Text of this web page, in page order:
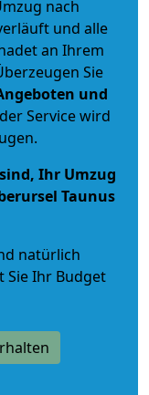
nach
und alle
an Ihrem
Sie
und
Service wird
Ihr Umzug
Taunus
natürlich
Sie Ihr Budget